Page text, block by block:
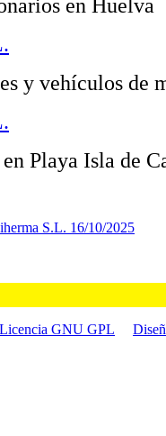
en Huelva
y vehículos de
Playa Isla de
S.L. 16/10/2025
Licencia GNU GPL